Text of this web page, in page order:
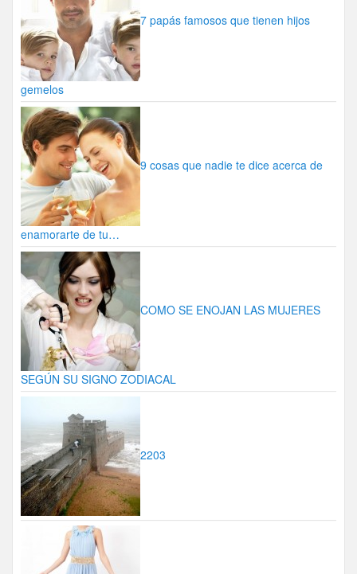
7 papás famosos que tienen hijos
gemelos
9 cosas que nadie te dice acerca de
enamorarte de tu…
COMO SE ENOJAN LAS MUJERES
SEGÚN SU SIGNO ZODIACAL
2203